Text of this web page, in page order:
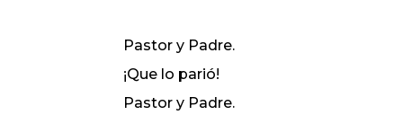
Pastor y Padre.
¡Que lo parió!
Pastor y Padre.